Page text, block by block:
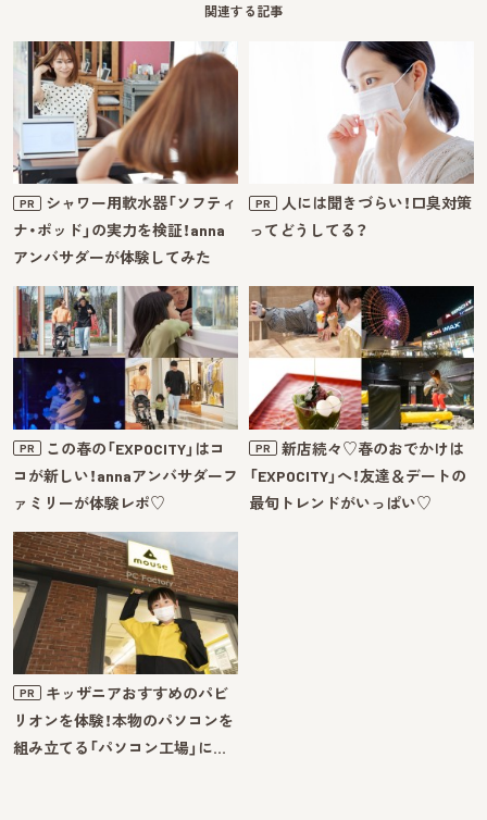
関連する記事
PR
シャワー用軟水器「ソフティ
ナ・ポッド」の実力を検証！anna
アンバサダーが体験してみた
PR
人には聞きづらい！口臭対策
ってどうしてる？
PR
この春の「EXPOCITY」はコ
コが新しい！annaアンバサダーフ
ァミリーが体験レポ♡
PR
新店続々♡春のおでかけは
「EXPOCITY」へ！友達＆デートの
最旬トレンドがいっぱい♡
PR
キッザニアおすすめのパビ
リオンを体験！本物のパソコンを
組み立てる「パソコン工場」に…